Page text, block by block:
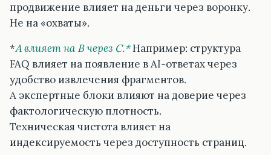
продвижение влияет на деньги через воронку.
Не на «охваты».
*A влияет на B через C.*Например: структура
FAQ влияет на появление в AI-ответах через
удобство извлечения фрагментов.
А экспертные блоки влияют на доверие через
фактологическую плотность.
Техническая чистота влияет на
индексируемость через доступность страниц.